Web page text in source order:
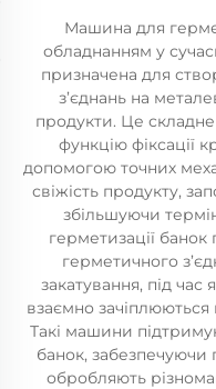
Машина для
обладнанням у
призначена для
з’єднань на
продукти. Це
функцію фіксації
допомогою точних
свіжість продукту,
збільшуючи
герметизації
герметичного
закатування, під
взаємно зачіплюються
Такі машини
банок, забезпечуючи
обробляють